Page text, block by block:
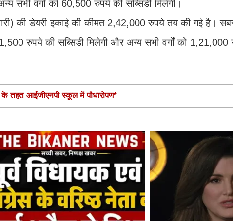
वर्गों को 60,500 रुपये की सब्सिडी मिलेगी।
की डेयरी इकाई की कीमत 2,42,000 रुपये तय की गई है।
रुपये की सब्सिडी मिलेगी और अन्य सभी वर्गों को 1,21,000
के तहत आईजीएनपी स्कूल में पौधारोपण*